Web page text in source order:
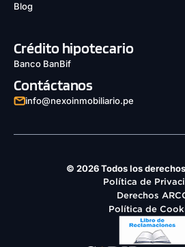
Blog
Crédito hipotecario
Banco BanBif
Contáctanos
info@nexoinmobiliario.pe
© 2026 Todos los
Política de
Derechos
Política de